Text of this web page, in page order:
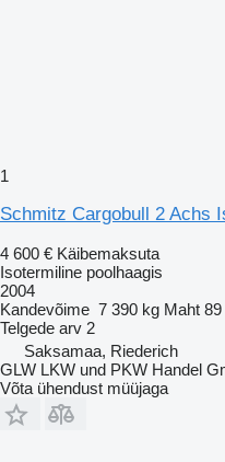
1
Schmitz Cargobull 2 Achs
4 600 € Käibemaksuta
Isotermiline poolhaagis
2004
Kandevõime 7 390 kg Maht 89
Telgede arv 2
Saksamaa, Riederich
GLW LKW und PKW Handel
Võta ühendust müüjaga